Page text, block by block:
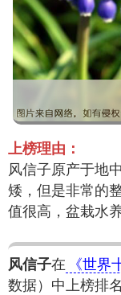
上榜理由：
风信子原产于地
矮，但是非常的
值很高，盆栽水
风信子在 《世界
数据）中上榜排名